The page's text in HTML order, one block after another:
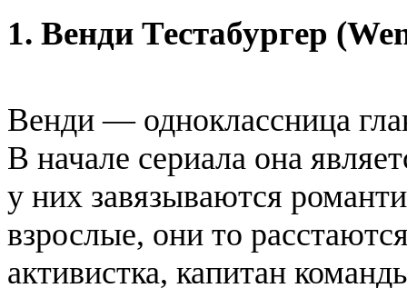
1. Венди Тестабургер
Венди — одноклассница
В начале сериала она
у них завязываются
взрослые, они то
активистка, капитан